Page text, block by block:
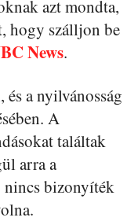
azt mondta,
hogy szálljon be
News.
a nyilvánosság
A
találtak
arra a
nincs bizonyíték